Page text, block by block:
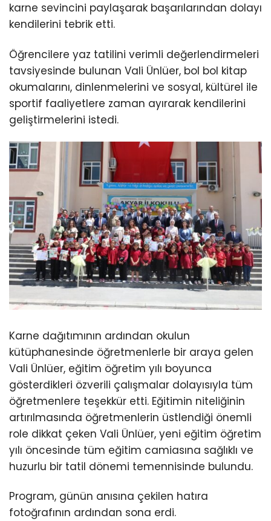
karne sevincini paylaşarak başarılarından dolayı
kendilerini tebrik etti.
Öğrencilere yaz tatilini verimli değerlendirmeleri
tavsiyesinde bulunan Vali Ünlüer, bol bol kitap
okumalarını, dinlenmelerini ve sosyal, kültürel ile
sportif faaliyetlere zaman ayırarak kendilerini
geliştirmelerini istedi.
Karne dağıtımının ardından okulun
kütüphanesinde öğretmenlerle bir araya gelen
Vali Ünlüer, eğitim öğretim yılı boyunca
gösterdikleri özverili çalışmalar dolayısıyla tüm
öğretmenlere teşekkür etti. Eğitimin niteliğinin
artırılmasında öğretmenlerin üstlendiği önemli
role dikkat çeken Vali Ünlüer, yeni eğitim öğretim
yılı öncesinde tüm eğitim camiasına sağlıklı ve
huzurlu bir tatil dönemi temennisinde bulundu.
Program, günün anısına çekilen hatıra
fotoğrafının ardından sona erdi.